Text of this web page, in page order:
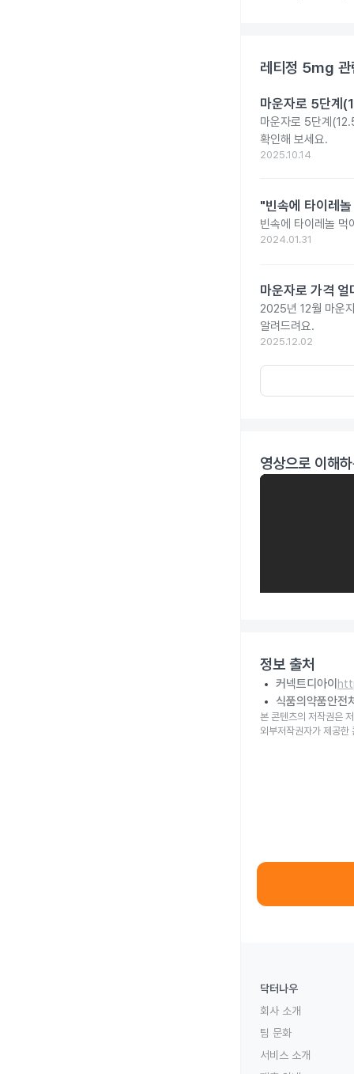
레티정 5mg
마운자로 5단계
마운자로 5단계
확인해 보세요.
2025.10.14
"빈속에 타이레
빈속에 타이레놀 먹
2024.01.31
마운자로 가격
2025년 12월 마운
알려드려요.
2025.12.02
영상으로 이해
정보 출처
커넥트디아이
식품의약품안전
본 콘텐츠의 저작권은
외부저작권자가 제공한
닥터나우
회사 소개
팀 문화
서비스 소개